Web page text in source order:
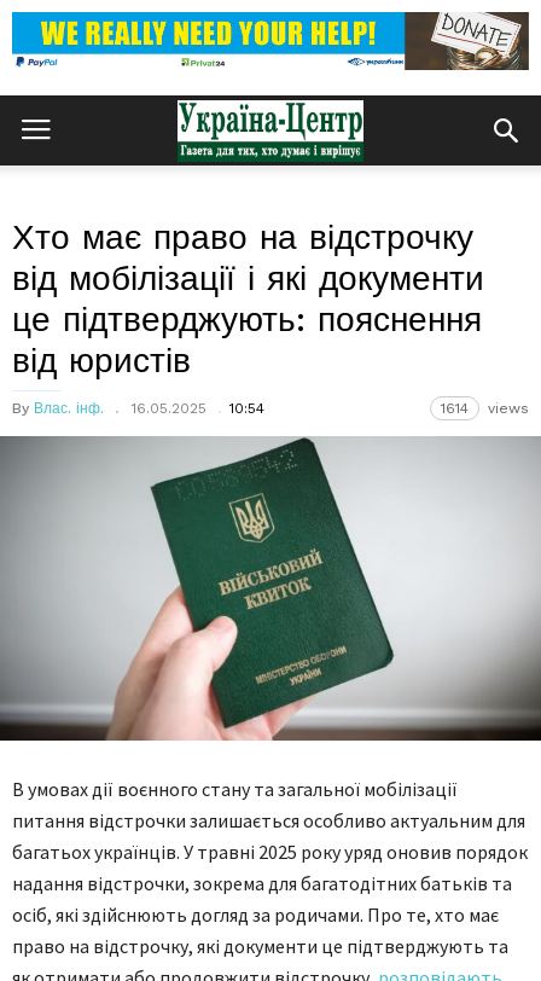
Хто має право на відстрочку
від мобілізації і які документи
це підтверджують: пояснення
від юристів
By Влас. інф. 16.05.2025 10:54 1614 views
В умовах дії воєнного стану та загальної мобілізації
питання відстрочки залишається особливо актуальним для
багатьох українців. У травні 2025 року уряд оновив порядок
надання відстрочки, зокрема для багатодітних батьків та
осіб, які здійснюють догляд за родичами. Про те, хто має
право на відстрочку, які документи це підтверджують та